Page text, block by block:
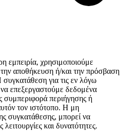
εμπειρία, χρησιμοποιούμε
αποθήκευση ή/και την πρόσβαση
για τις εν λόγω
να επεξεργαστούμε δεδομένα
περιήγησης ή
τον ιστότοπο. Η μη
συγκατάθεσης, μπορεί να
και δυνατότητες.